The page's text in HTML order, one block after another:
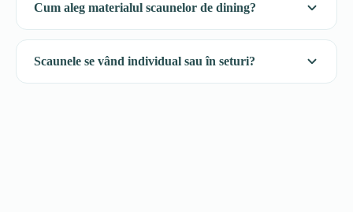
Cum aleg materialul scaunelor de dining?
Scaunele se vând individual sau în seturi?